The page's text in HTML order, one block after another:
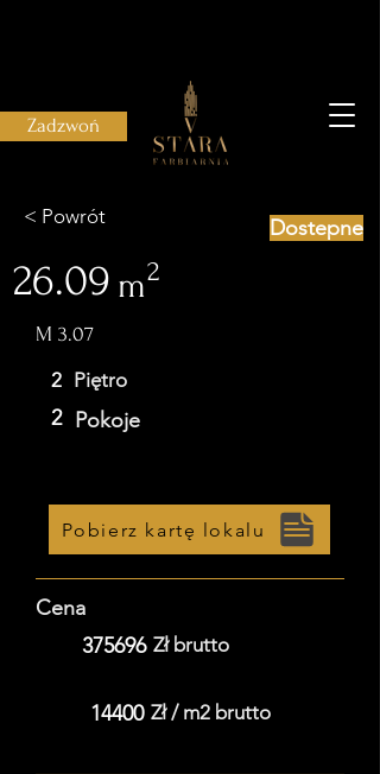
Zadzwoń
< Powrót
26.09 m
M 3.07
2 Piętro
2 Pokoje
Pobierz kartę lokalu
Cena
375696 Zł brutto
14400 Zł / m2 brutto
Dostepne
2